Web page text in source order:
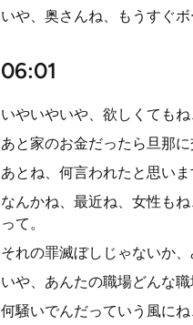
いや、奥さんね、もうすぐ
06:01
いやいやいや、欲しくても
あと家のお金だったら旦那
あとね、何言われたと思いま
なんかね、最近ね、女性も
って。
それの罪滅ぼしじゃないか
いや、あんたの職場どんな
何騒いでんだっていう風に